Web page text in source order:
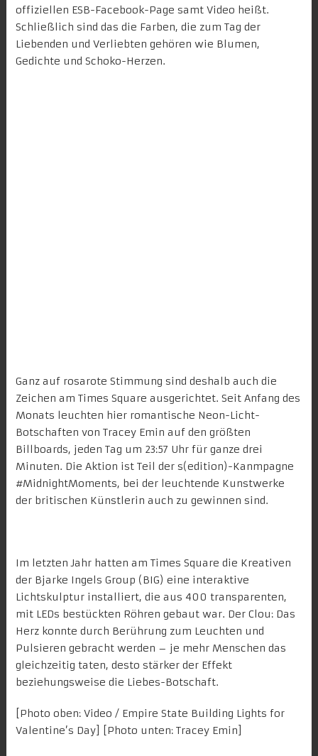
offiziellen ESB-Facebook-Page samt Video heißt.
Schließlich sind das die Farben, die zum Tag der
Liebenden und Verliebten gehören wie Blumen,
Gedichte und Schoko-Herzen.
Ganz auf rosarote Stimmung sind deshalb auch die
Zeichen am Times Square ausgerichtet. Seit Anfang des
Monats leuchten hierromantische Neon-Licht-
Botschaften von Tracey Emin auf den größten
Billboards, jeden Tag um 23:57 Uhr für ganze drei
Minuten. Die Aktion ist Teil der s(edition)-Kanmpagne
#MidnightMoments, bei der leuchtende Kunstwerke
der britischen Künstlerin auch zu gewinnen sind.
Im letzten Jahr hatten am Times Square die Kreativen
der Bjarke Ingels Group (BIG) eine interaktive
Lichtskulpturinstalliert, die aus 400 transparenten,
mit LEDs bestückten Röhren gebaut war. Der Clou: Das
Herz konnte durch Berührung zum Leuchten und
Pulsieren gebracht werden – je mehr Menschen das
gleichzeitig taten, desto stärker der Effekt
beziehungsweise die Liebes-Botschaft.
[Photo oben: Video / Empire State Building Lights for
Valentine’s Day] [Photo unten: Tracey Emin